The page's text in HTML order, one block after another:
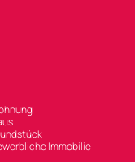
Immobilie